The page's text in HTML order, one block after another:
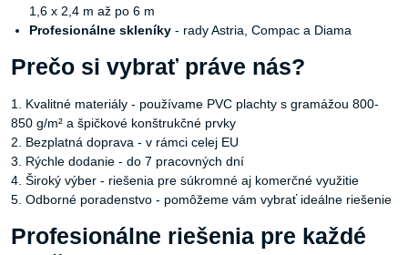
1,6 x 2,4 m až po 6 m
Profesionálne skleníky - rady Astria, Compac a Diama
Prečo si vybrať práve nás?
1. Kvalitné materiály - používame PVC plachty s gramážou 800-
850 g/m² a špičkové konštrukčné prvky
2. Bezplatná doprava - v rámci celej EU
3. Rýchle dodanie - do 7 pracovných dní
4. Široký výber - riešenia pre súkromné aj komerčné využitie
5. Odborné poradenstvo - pomôžeme vám vybrať ideálne riešenie
Profesionálne riešenia pre každé